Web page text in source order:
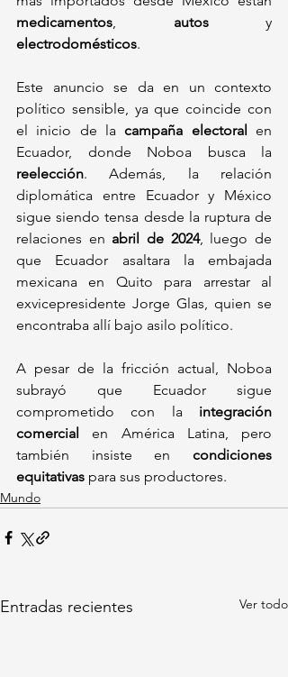
medicamentos
autos
electrodomésticos.
Este anuncio se da en un contexto
político sensible, ya que coincide con
el inicio de la campaña electoral en
reelección. Además, la relación
diplomática entre Ecuador y México
sigue siendo tensa desde la ruptura de
relaciones en abril de 2024, luego de
que Ecuador asaltara la embajada
mexicana en Quito para arrestar al
exvicepresidente Jorge Glas, quien se
encontraba allí bajo asilo político.
A pesar de la fricción actual, Noboa
subrayó que Ecuador sigue
comprometido con la integración
comercial en América Latina, pero
también insiste en condiciones
equitativas para sus productores.
Mundo
Entradas recientes Ver todo